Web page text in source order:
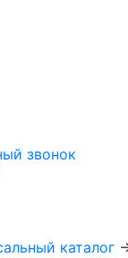
звонок
каталог